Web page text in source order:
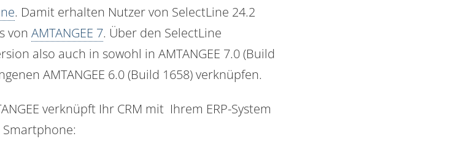
. Damit erhalten Nutzer von SelectLine 24.2
von AMTANGEE 7. Über den SelectLine
also auch in sowohl in AMTANGEE 7.0 (Build
AMTANGEE 6.0 (Build 1658) verknüpfen.
verknüpft Ihr CRM mit Ihrem ERP-System